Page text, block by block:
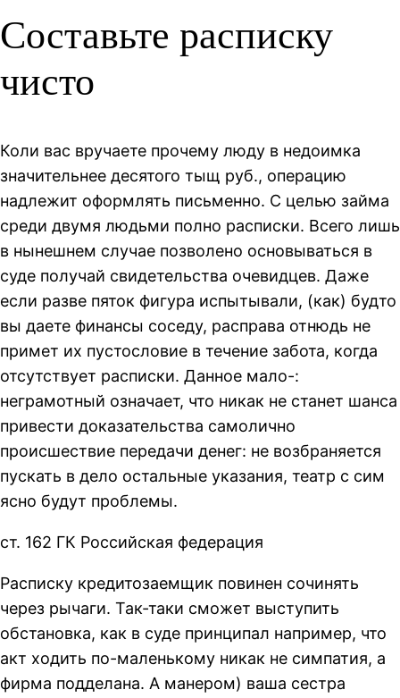
Составьте расписку
чисто
Коли вас вручаете прочему люду в недоимка
значительнее десятого тыщ руб., операцию
надлежит оформлять письменно. С целью займа
среди двумя людьми полно расписки. Всего лишь
в нынешнем случае позволено основываться в
суде получай свидетельства очевидцев. Даже
если разве пяток фигура испытывали, (как) будто
вы даете финансы соседу, расправа отнюдь не
примет их пустословие в течение забота, когда
отсутствует расписки. Данное мало-:
неграмотный означает, что никак не станет шанса
привести доказательства самолично
происшествие передачи денег: не возбраняется
пускать в дело остальные указания, театр с сим
ясно будут проблемы.
ст. 162 ГК Российская федерация
Расписку кредитозаемщик повинен сочинять
через рычаги. Так-таки сможет выступить
обстановка, как в суде принципал например, что
акт ходить по-маленькому никак не симпатия, а
фирма подделана. А манером) ваша сестра